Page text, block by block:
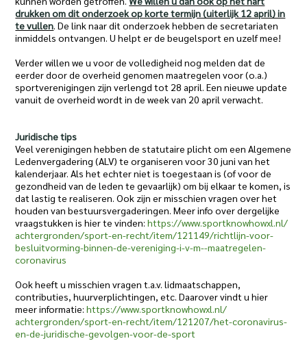
drukken om dit onderzoek op korte termijn (uiterlijk 12 april) in
te vullen. De link naar dit onderzoek hebben de secretariaten
inmiddels ontvangen. U helpt er de beugelsport en uzelf mee!
Verder willen we u voor de volledigheid nog melden dat de
eerder door de overheid genomen maatregelen voor (o.a.)
sportverenigingen zijn verlengd tot 28 april. Een nieuwe update
vanuit de overheid wordt in de week van 20 april verwacht.
Juridische tips
Veel verenigingen hebben de statutaire plicht om een Algemene
Ledenvergadering (ALV) te organiseren voor 30 juni van het
kalenderjaar. Als het echter niet is toegestaan is (of voor de
gezondheid van de leden te gevaarlijk) om bij elkaar te komen, is
dat lastig te realiseren. Ook zijn er misschien vragen over het
houden van bestuursvergaderingen. Meer info over dergelijke
vraagstukken is hier te vinden:https://www.sportknowhowxl.nl/
achtergronden/sport-en-recht/item/121149/richtlijn-voor-
besluitvorming-binnen-de-vereniging-i-v-m--maatregelen-
coronavirus
Ook heeft u misschien vragen t.a.v. lidmaatschappen,
contributies, huurverplichtingen, etc. Daarover vindt u hier
meer informatie:https://www.sportknowhowxl.nl/
achtergronden/sport-en-recht/item/121207/het-coronavirus-
en-de-juridische-gevolgen-voor-de-sport